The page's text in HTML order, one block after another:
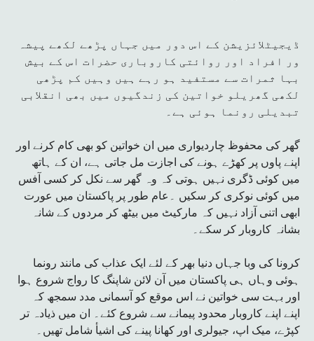
ڈیجیٹلائزیشن کے اس دور میں جہاں پڑھے لکھے پیشہ
ور افراد اور روائتی کاروباری حضرات اس کے بیش
بہا ثمرات سے مستفید ہو رہے ہیں وہیں کم پڑھی
لکھی گھریلو خواتین کی زندگیوں میں بھی انقلابی
تبدیلی رونما ہوئی ہے۔
گھر کی محفوظ چاردیواری میں ان خواتین کو بھی کام کرنے اور
اپنے پاوں پر کھڑے ہونے کی اجازت مل جاتی ہے، ان کے ہاتھ
میں کوئی ڈگری نہیں ہوتی کہ وہ گھر سے نکل کر کسی آفس
میں کوئی نوکری کر سکیں ۔عام طور پر پاکستان میں عورت
ابھی اتنی آزاد نہیں کہ مارکیٹ میں بیٹھ کر مردوں کے شانہ
بشانہ کاروبار کر سکے۔
کرونا کی وبا جہاں دنیا بھر کے لئے ایک عذاب کی مانند رونما
ہوئی وہاں ہی پاکستان میں آن لائن شاپنگ کا رواج شروع ہوا
اور بہت سی خواتین نے اس موقع کو آسمانی مدد سمجھ کہ
اپنے اپنے کاروبار محدود پیمانے سے شروع کئے۔ ان میں ذیادہ تر
کپڑے، میک اپ، جیولری اور کھانا پینے کی اشیأ شامل تھیں۔